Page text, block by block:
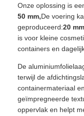
Onze oplossing is
50 mm,De voering
geproduceerd:20
is voor kleine
containers en
De
terwijl de
containermateriaal
geïmpregneerde
oppervlak en helpt